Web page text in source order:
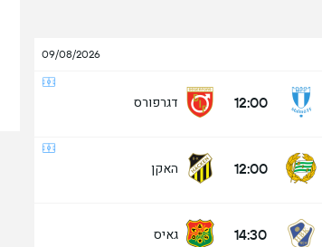
09/08/2026
12:00 דגרפורס
12:00 האקן
14:30 גאיס